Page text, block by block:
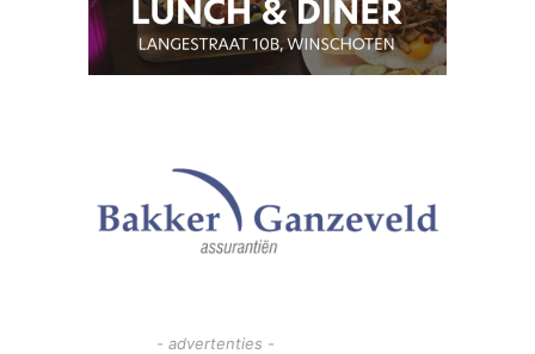
- advertenties -